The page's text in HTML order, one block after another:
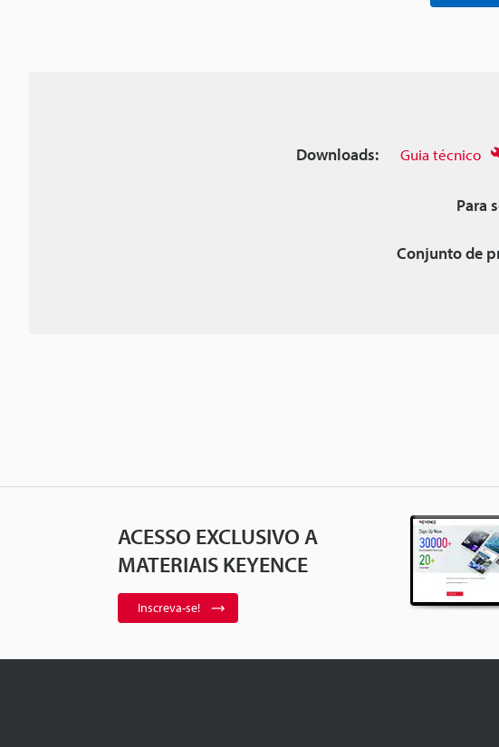
Downloads: Guia técnico
Para
Conjunto de
ACESSO EXCLUSIVO A
MATERIAIS KEYENCE
Inscreva-se!